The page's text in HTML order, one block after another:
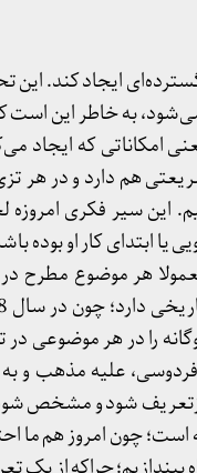
ایجاد کند. این
به خاطر این است
امکاناتی که ایجاد
هم دارد و در هر
این سیر فکری امروزه
ابتدای کار او بوده
هر موضوع مطرح در
شریعتی با
را در هر موضوعی در
فردوسی، علیه مذهب و
بازتعریف شود و مشخص
چون امروز هم ما